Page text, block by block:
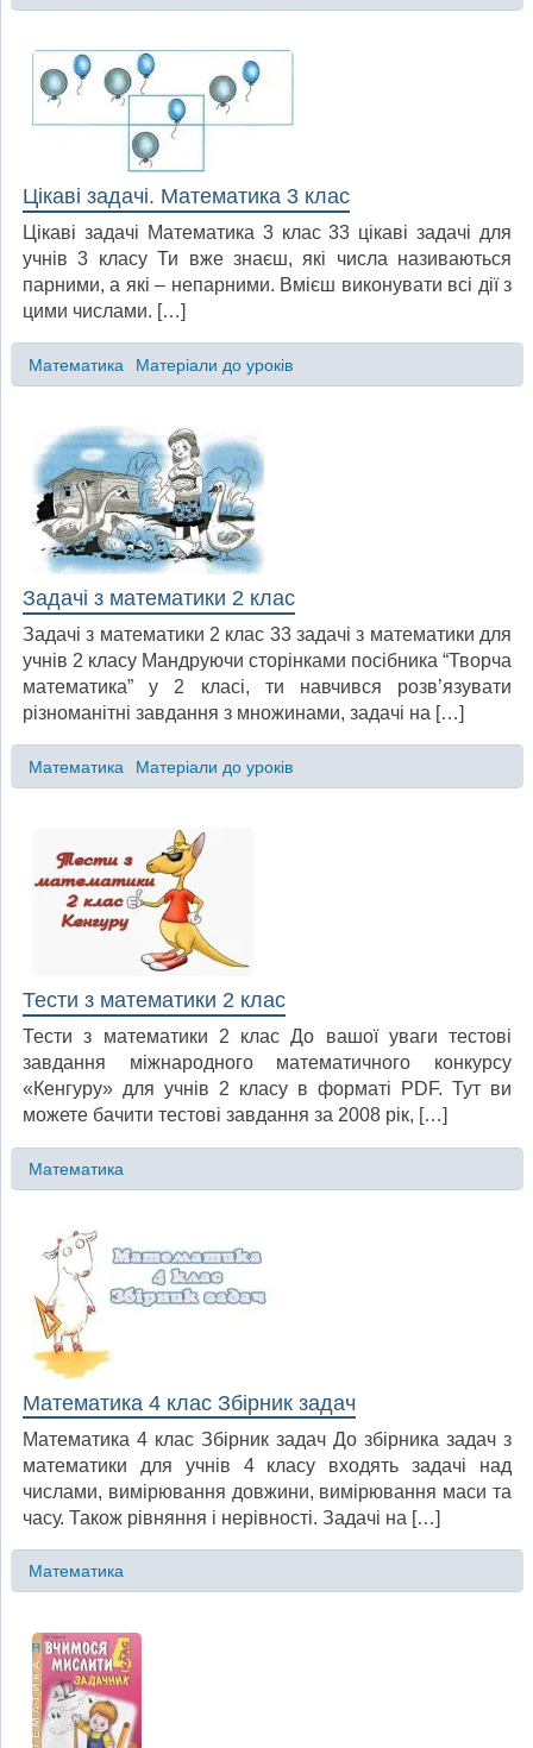
Цікаві задачі. Математика 3 клас
Цікаві задачі Математика 3 клас 33 цікаві задачі для
учнів 3 класу Ти вже знаєш, які числа називаються
парними, а які – непарними. Вмієш виконувати всі дії з
цими числами. […]
Математика Матеріали до уроків
Задачі з математики 2 клас
Задачі з математики 2 клас 33 задачі з математики для
учнів 2 класу Мандруючи сторінками посібника “Творча
математика” у 2 класі, ти навчився розв’язувати
різноманітні завдання з множинами, задачі на […]
Математика Матеріали до уроків
Тести з математики 2 клас
Тести з математики 2 клас До вашої уваги тестові
завдання міжнародного математичного конкурсу
«Кенгуру» для учнів 2 класу в форматі PDF. Тут ви
можете бачити тестові завдання за 2008 рік, […]
Математика
Математика 4 клас Збірник задач
Математика 4 клас Збірник задач До збірника задач з
математики для учнів 4 класу входять задачі над
числами, вимірювання довжини, вимірювання маси та
часу. Також рівняння і нерівності. Задачі на […]
Математика